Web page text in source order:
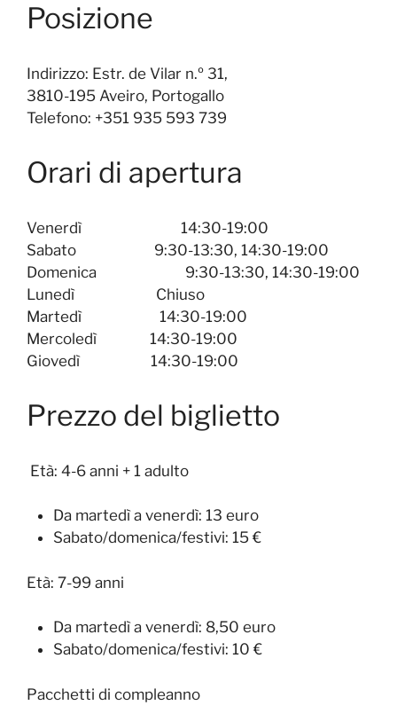
Posizione
Indirizzo: Estr. de Vilar n.º 31,
3810-195 Aveiro, Portogallo
Telefono: +351 935 593 739
Orari di apertura
Venerdì 14:30-19:00
Sabato
9:30-13:30, 14:30-19:00
Domenica
9:30-13:30, 14:30-19:00
Lunedì
Chiuso
Martedì
14:30-19:00
Mercoledì
14:30-19:00
Giovedì
14:30-19:00
Prezzo del biglietto
Età: 4-6 anni + 1 adulto
Da martedì a venerdì: 13 euro
Sabato/domenica/festivi: 15 €
Età: 7-99 anni
Da martedì a venerdì: 8,50 euro
Sabato/domenica/festivi: 10 €
Pacchetti di compleanno